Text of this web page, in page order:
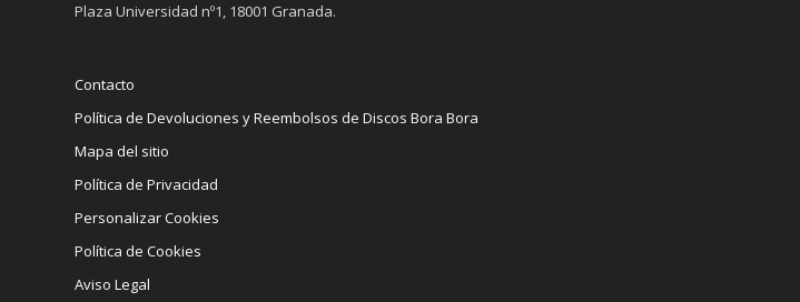
Plaza Universidad nº1, 18001 Granada.
Contacto
Política de Devoluciones y Reembolsos de Discos Bora Bora
Mapa del sitio
Política de Privacidad
Personalizar Cookies
Política de Cookies
Aviso Legal